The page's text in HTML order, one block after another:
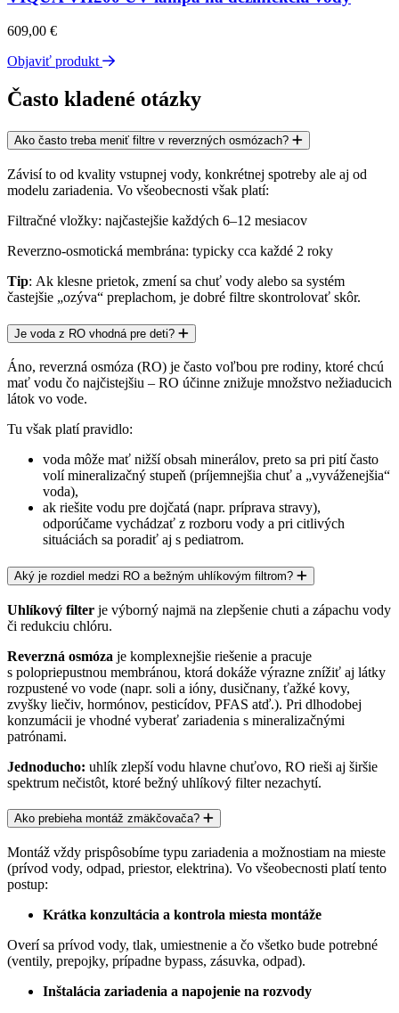
609,00 €
Objaviť produkt
Často kladené otázky
Ako často treba meniť filtre v reverzných osmózach?
Závisí to od kvality vstupnej vody, konkrétnej spotreby ale aj od
modelu zariadenia. Vo všeobecnosti však platí:
Filtračné vložky: najčastejšie každých 6–12 mesiacov
Reverzno-osmotická membrána: typicky cca každé 2 roky
Tip: Ak klesne prietok, zmení sa chuť vody alebo sa systém
častejšie „ozýva“ preplachom, je dobré filtre skontrolovať skôr.
Je voda z RO vhodná pre deti?
Áno, reverzná osmóza (RO) je často voľbou pre rodiny, ktoré chcú
mať vodu čo najčistejšiu – RO účinne znižuje množstvo nežiaducich
látok vo vode.
Tu však platí pravidlo:
voda môže mať nižší obsah minerálov, preto sa pri pití často
volímineralizačný stupeň (príjemnejšia chuť a „vyváženejšia“
voda),
ak riešite vodu pre dojčatá (napr. príprava stravy),
odporúčame vychádzať z rozboru vody a pri citlivých
situáciách sa poradiť aj s pediatrom.
Aký je rozdiel medzi RO a bežným uhlíkovým filtrom?
Uhlíkový filter je výborný najmä na zlepšenie chuti a zápachu vody
či redukciu chlóru.
Reverzná osmóza je komplexnejšie riešenie a pracuje
s polopriepustnou membránou, ktorá dokáže výrazne znížiť aj látky
rozpustené vo vode (napr. soli a ióny, dusičnany, ťažké kovy,
zvyšky liečiv, hormónov, pesticídov, PFAS atď.). Pri dlhodobej
konzumácii je vhodné vyberať zariadenia s mineralizačnými
patrónami.
Jednoducho: uhlík zlepší vodu hlavne chuťovo, RO rieši aj širšie
spektrum nečistôt, ktoré bežný uhlíkový filter nezachytí.
Ako prebieha montáž zmäkčovača?
Montáž vždy prispôsobíme typu zariadenia a možnostiam na mieste
(prívod vody, odpad, priestor, elektrina). Vo všeobecnosti platí tento
postup:
Krátka konzultácia a kontrola miesta montáže
Overí sa prívod vody, tlak, umiestnenie a čo všetko bude potrebné
(ventily, prepojky, prípadne bypass, zásuvka, odpad).
Inštalácia zariadenia a napojenie na rozvody